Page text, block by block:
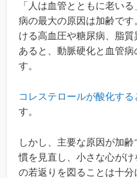
「人は血管とともに老い
病の最大の原因は加齢で
ける高血圧や糖尿病、脂
あると、動脈硬化と血管
す。
コレステロールが酸化する
す。
しかし、主要な原因が加
慣を見直し、小さな心が
の若返りを図ることは十